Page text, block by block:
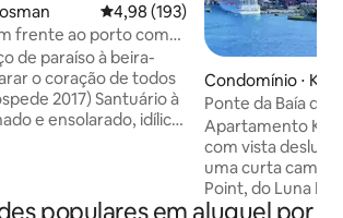
4,98 de uma avaliação média de
4,98 (193)
frente ao porto com
fabulosas
de paraíso à beira-
o coração de todos
2017) Santuário à
e ensolarado, idílico
refeições Jantar
Condomínio ⋅
Ponte da Baía de
Ópera｜1 Vaga
Apartamento
com vista
uma curta
Point, do Luna
este é o retiro
populares em aluguel por